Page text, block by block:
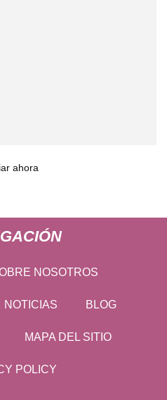
ahora
NOSOTROS
NOTICIAS BLOG
MAPA DEL SITIO
POLICY